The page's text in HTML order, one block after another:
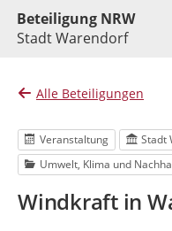
Beteiligung NRW
Stadt Warendorf
Alle Beteiligungen
Veranstaltung
Stadt
Umwelt, Klima und
Windkraft in